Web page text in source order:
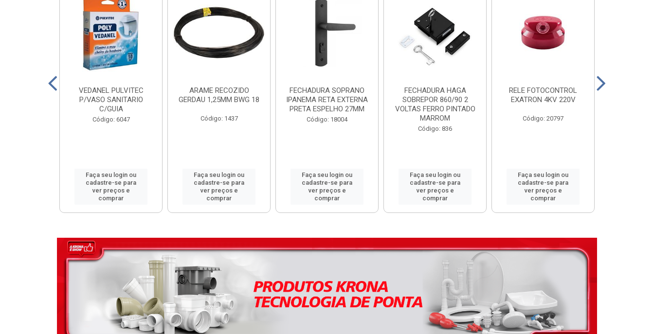
VEDANEL PULVITEC
P/VASO SANITARIO
C/GUIA
Código: 6047
Faça seu login ou
cadastre-se para
ver preços e
comprar
ARAME RECOZIDO
GERDAU 1,25MM BWG 18
Código: 1437
Faça seu login ou
cadastre-se para
ver preços e
comprar
FECHADURA SOPRANO
IPANEMA RETA EXTERNA
PRETA ESPELHO 27MM
Código: 18004
Faça seu login ou
cadastre-se para
ver preços e
comprar
FECHADURA HAGA
SOBREPOR 860/90 2
VOLTAS FERRO PINTADO
MARROM
Código: 836
Faça seu login ou
cadastre-se para
ver preços e
comprar
RELE FOTOCONTROL
EXATRON 4KV 220V
Código: 20797
Faça seu login ou
cadastre-se para
ver preços e
comprar